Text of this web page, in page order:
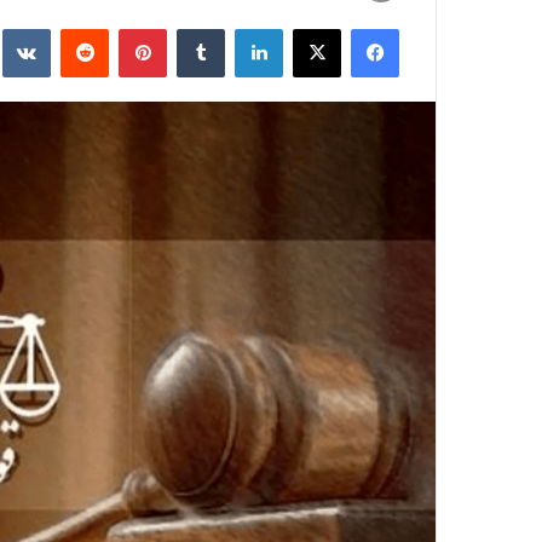
ایمیل
فیسبوکایکس لینکداین تامبلر پینتریستReddit